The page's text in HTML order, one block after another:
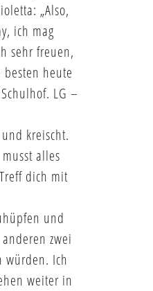
„Also,
ich mag
sehr freuen,
heute
LG –
kreischt.
alles
dich mit
und
zwei
würden. Ich
weiter in